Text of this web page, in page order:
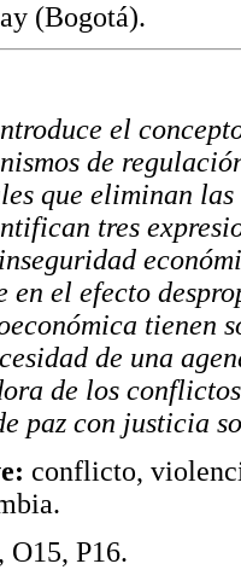
(Bogotá).
el
de
que eliminan
tres
el efecto
tienen
de una
de los
paz con justicia
conflicto,
O15, P16.